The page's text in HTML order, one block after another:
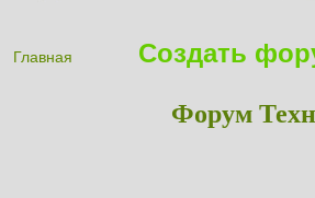
Главная Создать
Форум